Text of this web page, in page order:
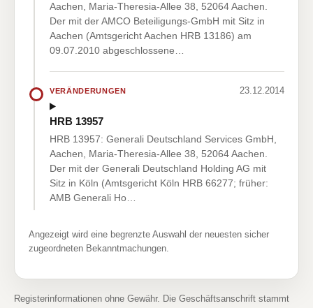
Aachen, Maria-Theresia-Allee 38, 52064 Aachen.
Der mit der AMCO Beteiligungs-GmbH mit Sitz in
Aachen (Amtsgericht Aachen HRB 13186) am
09.07.2010 abgeschlossene…
VERÄNDERUNGEN 23.12.2014
HRB 13957
HRB 13957: Generali Deutschland Services GmbH,
Aachen, Maria-Theresia-Allee 38, 52064 Aachen.
Der mit der Generali Deutschland Holding AG mit
Sitz in Köln (Amtsgericht Köln HRB 66277; früher:
AMB Generali Ho…
Angezeigt wird eine begrenzte Auswahl der neuesten sicher
zugeordneten Bekanntmachungen.
Registerinformationen ohne Gewähr. Die Geschäftsanschrift stammt